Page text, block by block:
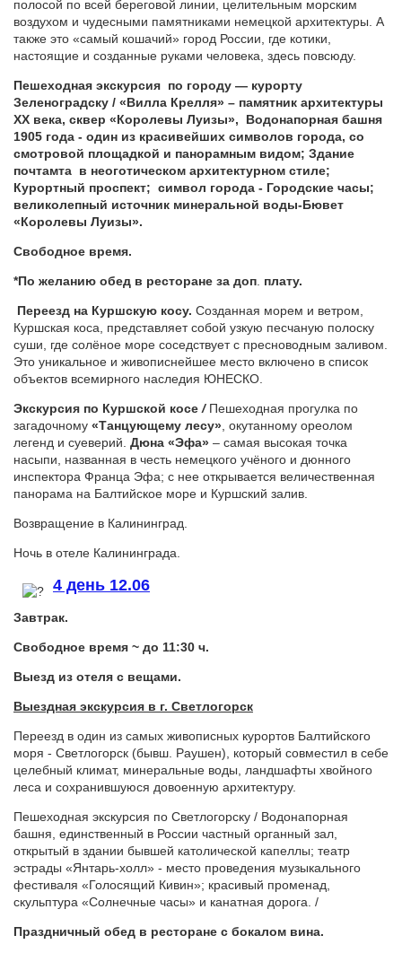
полосой по всей береговой линии, целительным морским
воздухом и чудесными памятниками немецкой архитектуры. А
также это «самый кошачий» город России, где котики,
настоящие и созданные руками человека, здесь повсюду.
Пешеходная экскурсия по городу — курорту
Зеленоградску / «Вилла Крелля» – памятник архитектуры
XX века, сквер «Королевы Луизы», Водонапорная башня
1905 года - один из красивейших символов города, со
смотровой площадкой и панорамным видом; Здание
почтамта в неоготическом архитектурном стиле;
Курортный проспект; символ города - Городские часы;
великолепный источник минеральной воды-Бювет
«Королевы Луизы».
Свободное время.
*По желанию обед в ресторане за доп плату.
Переезд на Куршскую косу. Созданная морем и ветром,
Куршская коса, представляет собой узкую песчаную полоску
суши, где солёное море соседствует с пресноводным заливом.
Это уникальное и живописнейшее место включено в список
объектов всемирного наследия ЮНЕСКО.
Экскурсия по Куршской косе /Пешеходная прогулка по
загадочному «Танцующему лесу» , окутанному ореолом
легенд и суеверий. Дюна «Эфа» – самая высокая точка
насыпи, названная в честь немецкого учёного и дюнного
инспектора Франца Эфа; c нее открывается величественная
панорама на Балтийское море и Куршский залив.
Возвращение в Калининград.
Ночь в отеле Калининграда.
4 день 12.06
Завтрак.
Свободное время ~ до 11:30 ч.
Выезд из отеля с вещами.
Выездная экскурсия в г. Светлогорск
Переезд в один из самых живописных курортов Балтийского
моря - Светлогорск (бывш. Раушен), который совместил в себе
целебный климат, минеральные воды, ландшафты хвойного
леса и сохранившуюся довоенную архитектуру.
Пешеходная экскурсия по Светлогорску / Водонапорная
башня, единственный в России частный органный зал,
открытый в здании бывшей католической капеллы; театр
эстрады «Янтарь-холл» - место проведения музыкального
фестиваля «Голосящий Кивин»; красивый променад,
скульптура «Солнечные часы» и канатная дорога. /
Праздничный обед в ресторане с бокалом вина.